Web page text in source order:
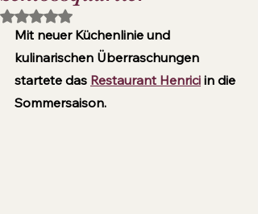
Mit NaN von 5 Sternen bewertet.
Mit neuer Küchenlinie und
kulinarischen Überraschungen
startete das Restaurant Henrici in die
Sommersaison.